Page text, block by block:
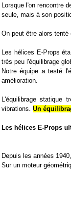
Lorsque l'on rencontre
seule, mais à son
On peut être alors tenté
Les hélices E-Props
très peu l'équilibrage
Notre équipe a testé
amélioration.
L'équilibrage statique
vibrations. Un
Les hélices E-Props
Depuis les années
Sur un moteur